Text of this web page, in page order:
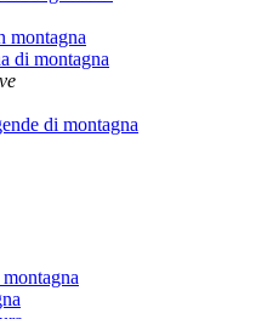
montagna
di montagna
di montagna